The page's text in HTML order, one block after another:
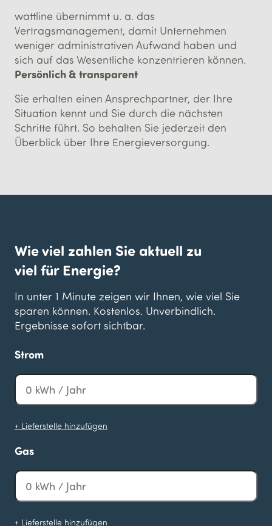
wattline übernimmt u. a. das
Vertragsmanagement, damit Unternehmen
weniger administrativen Aufwand haben und
sich auf das Wesentliche konzentrieren können.
Persönlich & transparent
Sie erhalten einen Ansprechpartner, der Ihre
Situation kennt und Sie durch die nächsten
Schritte führt. So behalten Sie jederzeit den
Überblick über Ihre Energieversorgung.
Wie viel zahlen Sie aktuell zu
viel für Energie?
In unter 1 Minute zeigen wir Ihnen, wie viel Sie
sparen können. Kostenlos. Unverbindlich.
Ergebnisse sofort sichtbar.
Strom
+ Lieferstelle hinzufügen
Gas
+ Lieferstelle hinzufügen